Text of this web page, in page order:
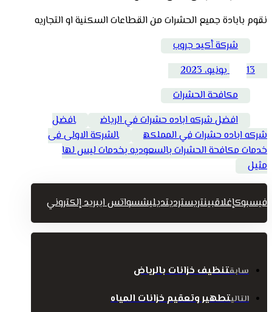
نقوم بابادة جميع الحشرات من القطاعات السكنية او التجاريه
شركة أكيد جروب
13 يونيو، 2023
مكافحة الحشرات
افضل شركه اباده حشرات في الرياض
افضل
شركه اباده حشرات في المملكه
الشركة الاولى فى
خدمات مكافحة الحشرات بالسعوديه بخدمات ليس لها
مثيل
فيسبوكإغلاقبينتريسترديتديليشسواتس اببريد إلكتروني
سابقتنظيف خزانات بالرياض
التاليتطهير وتعقيم خزانات المياه